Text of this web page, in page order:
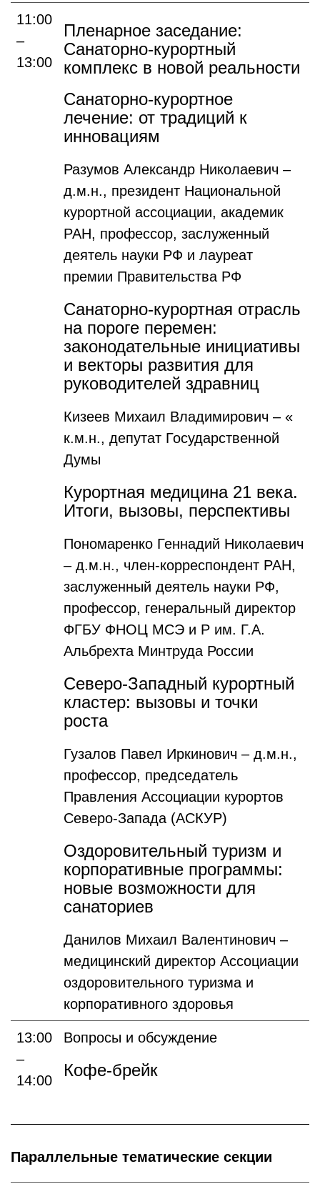
11:00
–
13:00
Пленарное заседание:
Санаторно-курортный
комплекс в новой реальности
Санаторно-курортное
лечение: от традиций к
инновациям
Разумов Александр Николаевич –
д.м.н., президент Национальной
курортной ассоциации, академик
РАН, профессор, заслуженный
деятель науки РФ и лауреат
премии Правительства РФ
Санаторно-курортная отрасль
на пороге перемен:
законодательные инициативы
и векторы развития для
руководителей здравниц
Кизеев Михаил Владимирович – «
к.м.н., депутат Государственной
Думы
Курортная медицина 21 века.
Итоги, вызовы, перспективы
Пономаренко Геннадий Николаевич
– д.м.н., член-корреспондент РАН,
заслуженный деятель науки РФ,
профессор, генеральный директор
ФГБУ ФНОЦ МСЭ и Р им. Г.А.
Альбрехта Минтруда России
Северо-Западный курортный
кластер: вызовы и точки
роста
Гузалов Павел Иркинович – д.м.н.,
профессор, председатель
Правления Ассоциации курортов
Северо-Запада (АСКУР)
Оздоровительный туризм и
корпоративные программы:
новые возможности для
санаториев
Данилов Михаил Валентинович –
медицинский директор Ассоциации
оздоровительного туризма и
корпоративного здоровья
13:00
–
14:00
Вопросы и обсуждение
Кофе-брейк
Параллельные тематические секции